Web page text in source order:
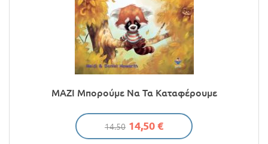
ΜΑΖΙ Μπορούμε Να Τα Καταφέρουμε
14.50 14,50 €